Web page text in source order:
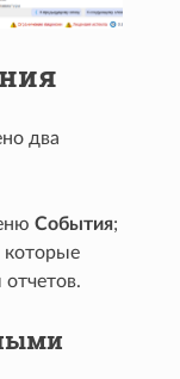
два
События;
которые